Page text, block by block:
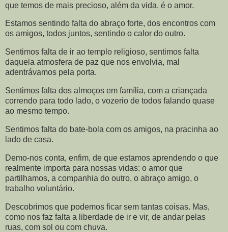
que temos de mais precioso, além da vida, é o amor.
Estamos sentindo falta do abraço forte, dos encontros com
os amigos, todos juntos, sentindo o calor do outro.
Sentimos falta de ir ao templo religioso, sentimos falta
daquela atmosfera de paz que nos envolvia, mal
adentrávamos pela porta.
Sentimos falta dos almoços em família, com a criançada
correndo para todo lado, o vozerio de todos falando quase
ao mesmo tempo.
Sentimos falta do bate-bola com os amigos, na pracinha ao
lado de casa.
Demo-nos conta, enfim, de que estamos aprendendo o que
realmente importa para nossas vidas: o amor que
partilhamos, a companhia do outro, o abraço amigo, o
trabalho voluntário.
Descobrimos que podemos ficar sem tantas coisas. Mas,
como nos faz falta a liberdade de ir e vir, de andar pelas
ruas, com sol ou com chuva.